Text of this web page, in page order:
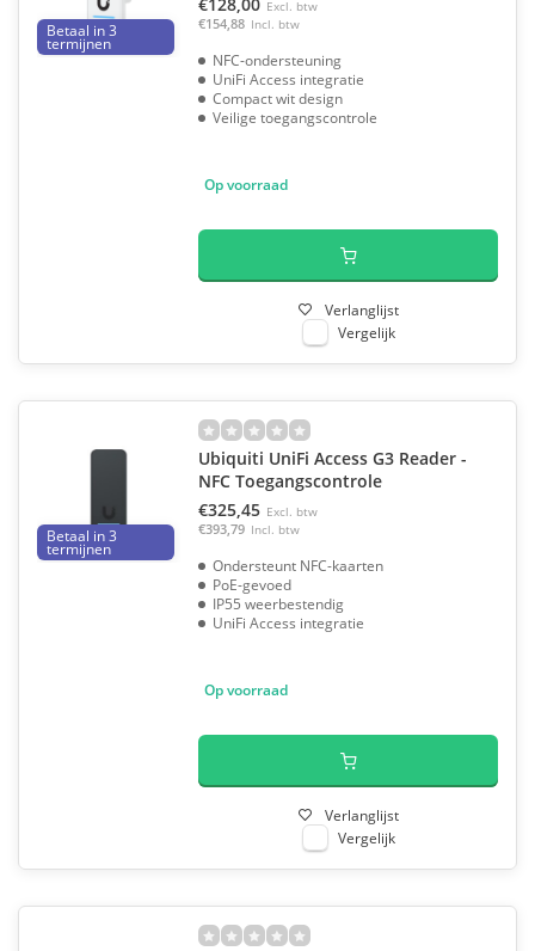
Betaal in 3
termijnen
Excl. btw
€154,88 Incl. btw
NFC-ondersteuning
UniFi Access integratie
Compact wit design
Veilige toegangscontrole
Op voorraad
Verlanglijst
Vergelijk
Betaal in 3
termijnen
Ubiquiti UniFi Access G3 Reader -
NFC Toegangscontrole
€325,45 Excl. btw
€393,79 Incl. btw
Ondersteunt NFC-kaarten
PoE-gevoed
IP55 weerbestendig
UniFi Access integratie
Op voorraad
Verlanglijst
Vergelijk